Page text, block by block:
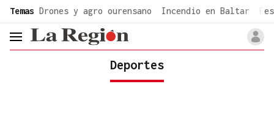
Temas Drones y agro ourensano Incendio en Baltar
header.menu.open
Deportes